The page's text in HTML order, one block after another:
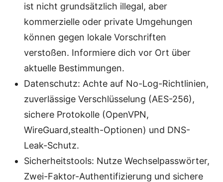
ist nicht grundsätzlich illegal, aber
kommerzielle oder private Umgehungen
können gegen lokale Vorschriften
verstoßen. Informiere dich vor Ort über
aktuelle Bestimmungen.
Datenschutz: Achte auf No-Log-Richtlinien,
zuverlässige Verschlüsselung (AES-256),
sichere Protokolle (OpenVPN,
WireGuard,stealth-Optionen) und DNS-
Leak-Schutz.
Sicherheitstools: Nutze Wechselpasswörter,
Zwei-Faktor-Authentifizierung und sichere